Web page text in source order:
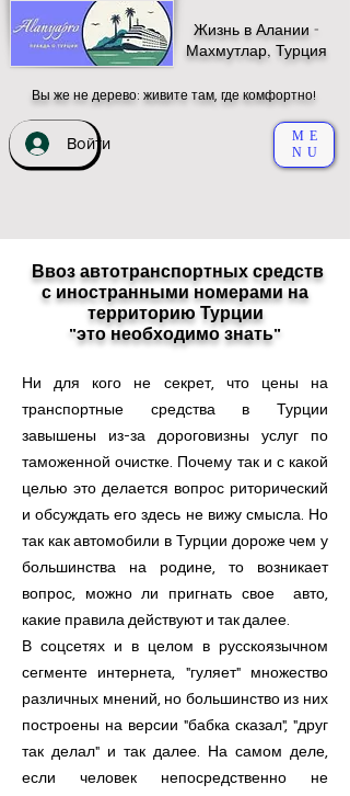
Жизнь в Алании -
Махмутлар, Турция
Вы же не дерево: живите там, где комфортно!
Войти
ME
NU
Ввоз автотранспортных средств
с иностранными номерами на
территорию Турции
"это необходимо знать"
Ни для кого не секрет, что цены на
транспортные средства в Турции
завышены из-за дороговизны услуг по
таможенной очистке. Почему так и с какой
целью это делается вопрос риторический
и обсуждать его здесь не вижу смысла. Но
так как автомобили в Турции дороже чем у
большинства на родине, то возникает
вопрос, можно ли пригнать свое авто,
какие правила действуют и так далее.
В соцсетях и в целом в русскоязычном
сегменте интернета, "гуляет" множество
различных мнений, но большинство из них
построены на версии "бабка сказал", "друг
так делал" и так далее. На самом деле,
если человек непосредственно не